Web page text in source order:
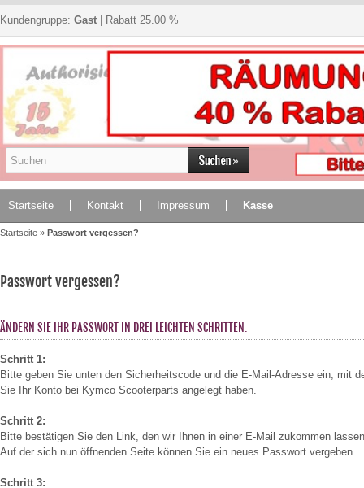
Kundengruppe: Gast | Rabatt 25.00 %
Startseite Kontakt Impressum Kasse
Startseite » Passwort vergessen?
Passwort vergessen?
ÄNDERN SIE IHR PASSWORT IN DREI LEICHTEN SCHRITTEN.
Schritt 1:
Bitte geben Sie unten den Sicherheitscode und die E-Mail-Adresse ein, mit
Sie Ihr Konto bei Kymco Scooterparts angelegt haben.
Schritt 2:
Bitte bestätigen Sie den Link, den wir Ihnen in einer E-Mail zukommen
Auf der sich nun öffnenden Seite können Sie ein neues Passwort vergeben.
Schritt 3: